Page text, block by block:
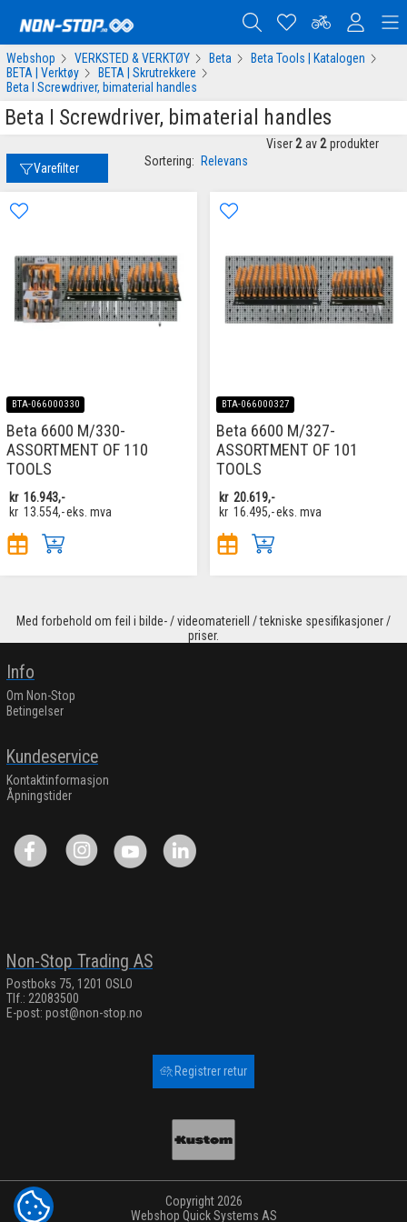
Webshop VERKSTED & VERKTØY Beta
Beta Tools | Katalogen
BETA | Verktøy
BETA | Skrutrekkere
Beta I Screwdriver, bimaterial handles
Beta I Screwdriver, bimaterial handles
Varefilter Sortering: Relevans
Viser 2 av 2 produkter
BTA-066000330
Beta 6600 M/330-
ASSORTMENT OF 110
TOOLS
kr 16.943,-
kr 13.554,-eks. mva
BTA-066000327
Beta 6600 M/327-
ASSORTMENT OF 101
TOOLS
kr 20.619,-
kr 16.495,-eks. mva
Med forbehold om feil i bilde- / videomateriell / tekniske spesifikasjoner /
priser.
Info
Om Non-Stop
Betingelser
Kundeservice
Kontaktinformasjon
Åpningstider
Non-Stop Trading AS
Postboks 75, 1201 OSLO
Tlf.: 22083500
E-post: post@non-stop.no
Registrer retur
Copyright 2026
Webshop Quick Systems AS
COOKIE-INNSTILLINGER